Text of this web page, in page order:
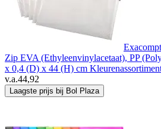
Zip EVA (Ethyleenvinylacetaat), PP
x 0,4 (D) x 44 (H) cm
v.a.44,92
Laagste prijs bij Bol Plaza